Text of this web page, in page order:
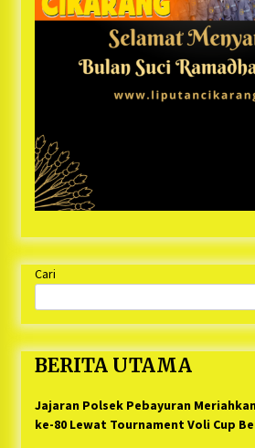
Cari
BERITA UTAMA
Jajaran Polsek Pebayuran
ke-80 Lewat Tournament Voli Cup